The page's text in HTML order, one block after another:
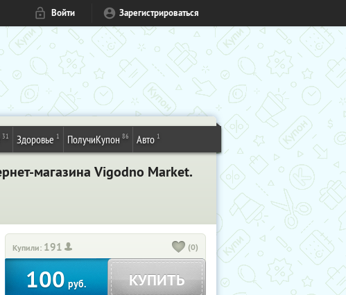
Войти Зарегистрироваться
31 Здоровье 1 ПолучиКупон 86 Авто 1
магазина Vigodno Market.
Купили: 191 (0)
100 руб. КУПИТЬ